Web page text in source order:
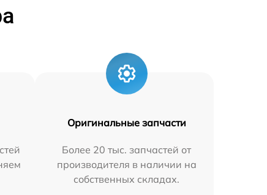
Оригинальные запчасти
Более 20 тыс. запчастей от
производителя в наличии на
собственных складах.